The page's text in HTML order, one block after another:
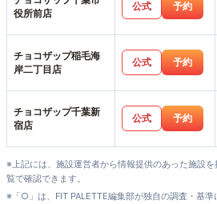
役所前店
公式 予約
チョコザップ稲毛海
岸二丁目店
公式 予約
チョコザップ千葉新
宿店
公式 予約
※上記には、施設運営者から情報提供のあった施設
覧で確認できます。
※「○」は、FIT PALETTE編集部が独自の調査・基準